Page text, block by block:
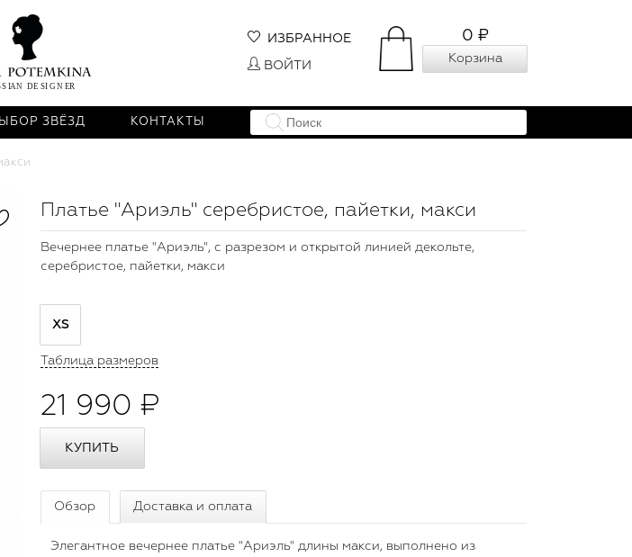
0 ₽
Корзина
ИЗБРАННОЕ
ВОЙТИ
ЗВЁЗД КОНТАКТЫ
Платье "Ариэль" серебристое, пайетки, макси
Вечернее платье "Ариэль", с разрезом и открытой линией декольте,
серебристое, пайетки, макси
XS
Таблица размеров
21 990 ₽
Обзор Доставка и оплата
Элегантное вечернее платье "Ариэль" длины макси, выполнено из